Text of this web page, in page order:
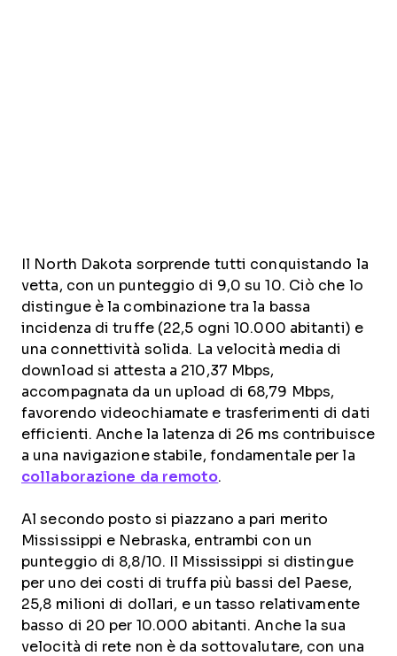
Il North Dakota sorprende tutti conquistando la
vetta, con un punteggio di 9,0 su 10. Ciò che lo
distingue è la combinazione tra la bassa
incidenza di truffe (22,5 ogni 10.000 abitanti) e
una connettività solida. La velocità media di
download si attesta a 210,37 Mbps,
accompagnata da un upload di 68,79 Mbps,
favorendo videochiamate e trasferimenti di dati
efficienti. Anche la latenza di 26 ms contribuisce
a una navigazione stabile, fondamentale per la
collaborazione da remoto.
Al secondo posto si piazzano a pari merito
Mississippi e Nebraska, entrambi con un
punteggio di 8,8/10. Il Mississippi si distingue
per uno dei costi di truffa più bassi del Paese,
25,8 milioni di dollari, e un tasso relativamente
basso di 20 per 10.000 abitanti. Anche la sua
velocità di rete non è da sottovalutare, con una